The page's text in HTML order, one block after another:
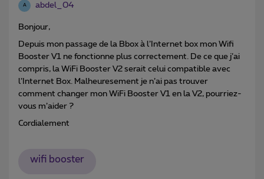
A abdel_04
Bonjour,
Depuis mon passage de la Bbox à l’Internet box mon Wifi
Booster V1 ne fonctionne plus correctement. De ce que j’ai
compris, la WiFi Booster V2 serait celui compatible avec
l’Internet Box. Malheuresement je n’ai pas trouver
comment changer mon WiFi Booster V1 en la V2, pourriez-
vous m’aider ?
Cordialement
wifi booster